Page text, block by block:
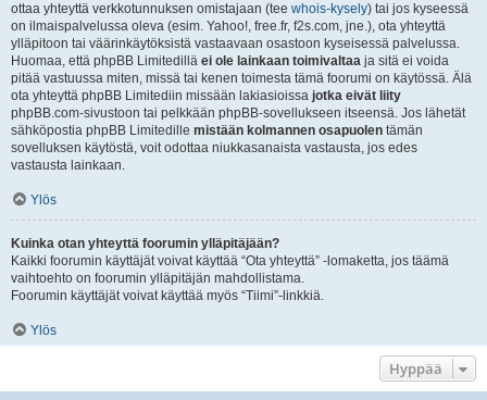
ottaa yhteyttä verkkotunnuksen omistajaan (tee whois-kysely) tai jos kyseessä
on ilmaispalvelussa oleva (esim. Yahoo!, free.fr, f2s.com, jne.), ota yhteyttä
ylläpitoon tai väärinkäytöksistä vastaavaan osastoon kyseisessä palvelussa.
Huomaa, että phpBB Limitedillä ei ole lainkaan toimivaltaa ja sitä ei voida
pitää vastuussa miten, missä tai kenen toimesta tämä foorumi on käytössä. Älä
ota yhteyttä phpBB Limitediin missään lakiasioissa jotka eivät liity
phpBB.com-sivustoon tai pelkkään phpBB-sovellukseen itseensä. Jos lähetät
sähköpostia phpBB Limitedille mistään kolmannen osapuolen tämän
sovelluksen käytöstä, voit odottaa niukkasanaista vastausta, jos edes
vastausta lainkaan.
Ylös
Kuinka otan yhteyttä foorumin ylläpitäjään?
Kaikki foorumin käyttäjät voivat käyttää “Ota yhteyttä” -lomaketta, jos täämä
vaihtoehto on foorumin ylläpitäjän mahdollistama.
Foorumin käyttäjät voivat käyttää myös “Tiimi”-linkkiä.
Ylös
Hyppää